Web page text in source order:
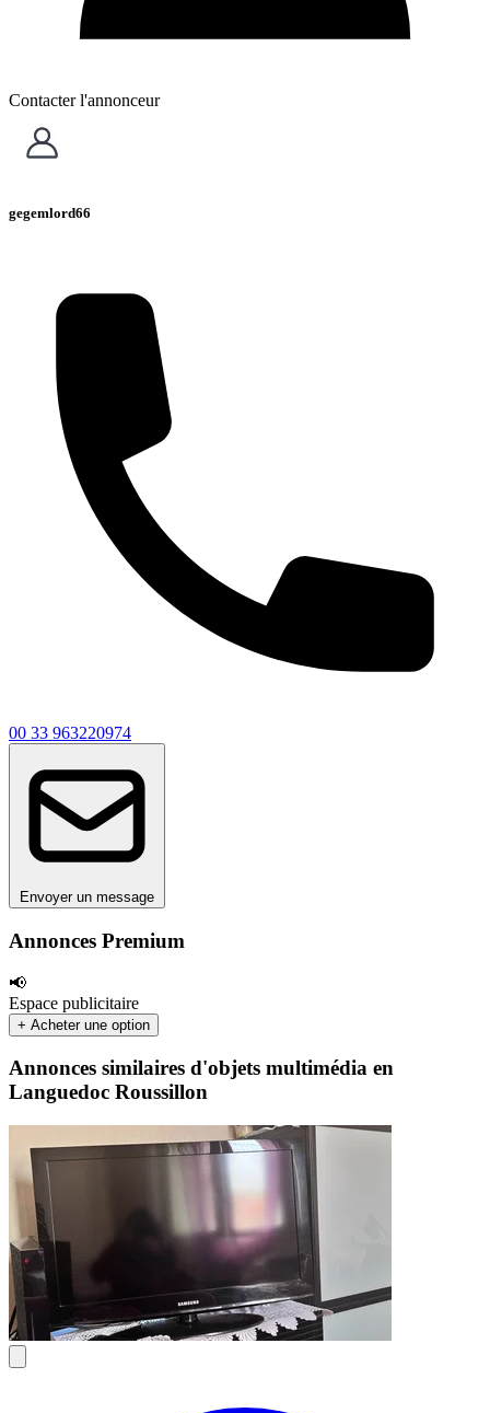
Annonces Premium
📢
Espace publicitaire
+ Acheter une option
Contacter l'annonceur
gegemlord66
00 33 963220974
Envoyer un message
Annonces similaires d'objets multimédia en
Languedoc Roussillon